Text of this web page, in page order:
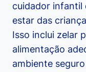
cuidador infantil
estar das
Isso inclui zelar
alimentação
ambiente